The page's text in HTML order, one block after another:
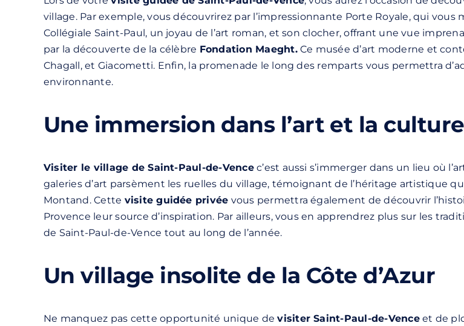
village. Par exemple, vous découvrirez par l’impressionnante Porte Royale, qui
Collégiale Saint-Paul, un joyau de l’art roman, et son clocher, offrant une vue
par la découverte de la célèbre Fondation Maeght.Ce musée d’art moderne et
Chagall, et Giacometti. Enfin, la promenade le long des remparts vous permettra
environnante.
Une immersion dans l’art et la
Visiter le village de Saint-Paul-de-Vencec’est aussi s’immerger dans un lieu où
galeries d’art parsèment les ruelles du village, témoignant de l’héritage artistique
Montand. Cette visite guidée privée vous permettra également de découvrir
Provence leur source d’inspiration. Par ailleurs, vous en apprendrez plus sur les
de Saint-Paul-de-Vence tout au long de l’année.
Un village insolite de la Côte d’Azur
Ne manquez pas cette opportunité unique devisiterSaint-Paul-de-Venceet de